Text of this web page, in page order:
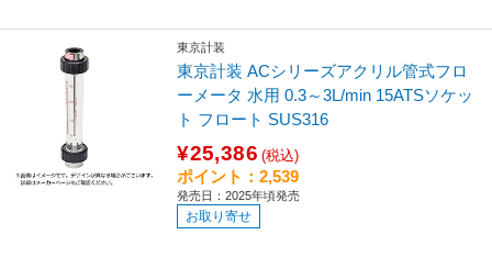
東京計装
東京計装 ACシリーズアクリル管式フロ
ーメータ 水用 0.3～3L/min 15ATSソケッ
ト フロート SUS316
¥25,386 (税込)
ポイント：2,539
発売日：2025年頃発売
お取り寄せ